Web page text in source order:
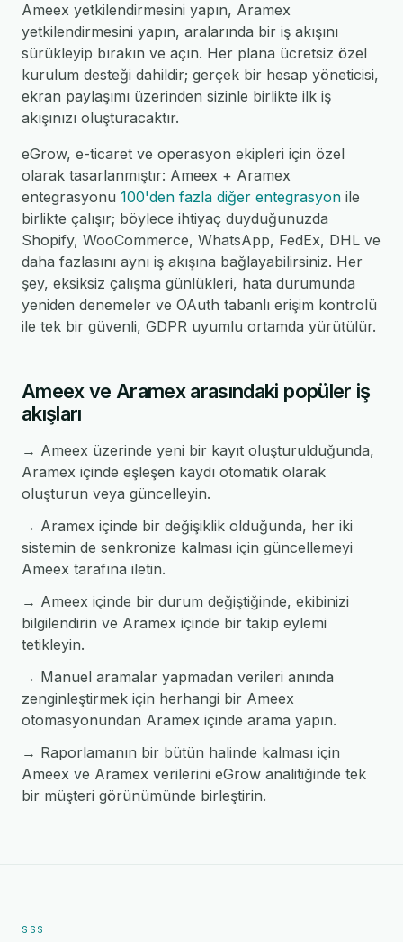
Ameex yetkilendirmesini yapın, Aramex
yetkilendirmesini yapın, aralarında bir iş akışını
sürükleyip bırakın ve açın. Her plana ücretsiz özel
kurulum desteği dahildir; gerçek bir hesap yöneticisi,
ekran paylaşımı üzerinden sizinle birlikte ilk iş
akışınızı oluşturacaktır.
eGrow, e-ticaret ve operasyon ekipleri için özel
olarak tasarlanmıştır: Ameex + Aramex
entegrasyonu 100'den fazla diğer entegrasyon ile
birlikte çalışır; böylece ihtiyaç duyduğunuzda
Shopify, WooCommerce, WhatsApp, FedEx, DHL ve
daha fazlasını aynı iş akışına bağlayabilirsiniz. Her
şey, eksiksiz çalışma günlükleri, hata durumunda
yeniden denemeler ve OAuth tabanlı erişim kontrolü
ile tek bir güvenli, GDPR uyumlu ortamda yürütülür.
Ameex ve Aramex arasındaki popüler iş
akışları
→ Ameex üzerinde yeni bir kayıt oluşturulduğunda,
Aramex içinde eşleşen kaydı otomatik olarak
oluşturun veya güncelleyin.
→ Aramex içinde bir değişiklik olduğunda, her iki
sistemin de senkronize kalması için güncellemeyi
Ameex tarafına iletin.
→ Ameex içinde bir durum değiştiğinde, ekibinizi
bilgilendirin ve Aramex içinde bir takip eylemi
tetikleyin.
→ Manuel aramalar yapmadan verileri anında
zenginleştirmek için herhangi bir Ameex
otomasyonundan Aramex içinde arama yapın.
→ Raporlamanın bir bütün halinde kalması için
Ameex ve Aramex verilerini eGrow analitiğinde tek
bir müşteri görünümünde birleştirin.
SSS